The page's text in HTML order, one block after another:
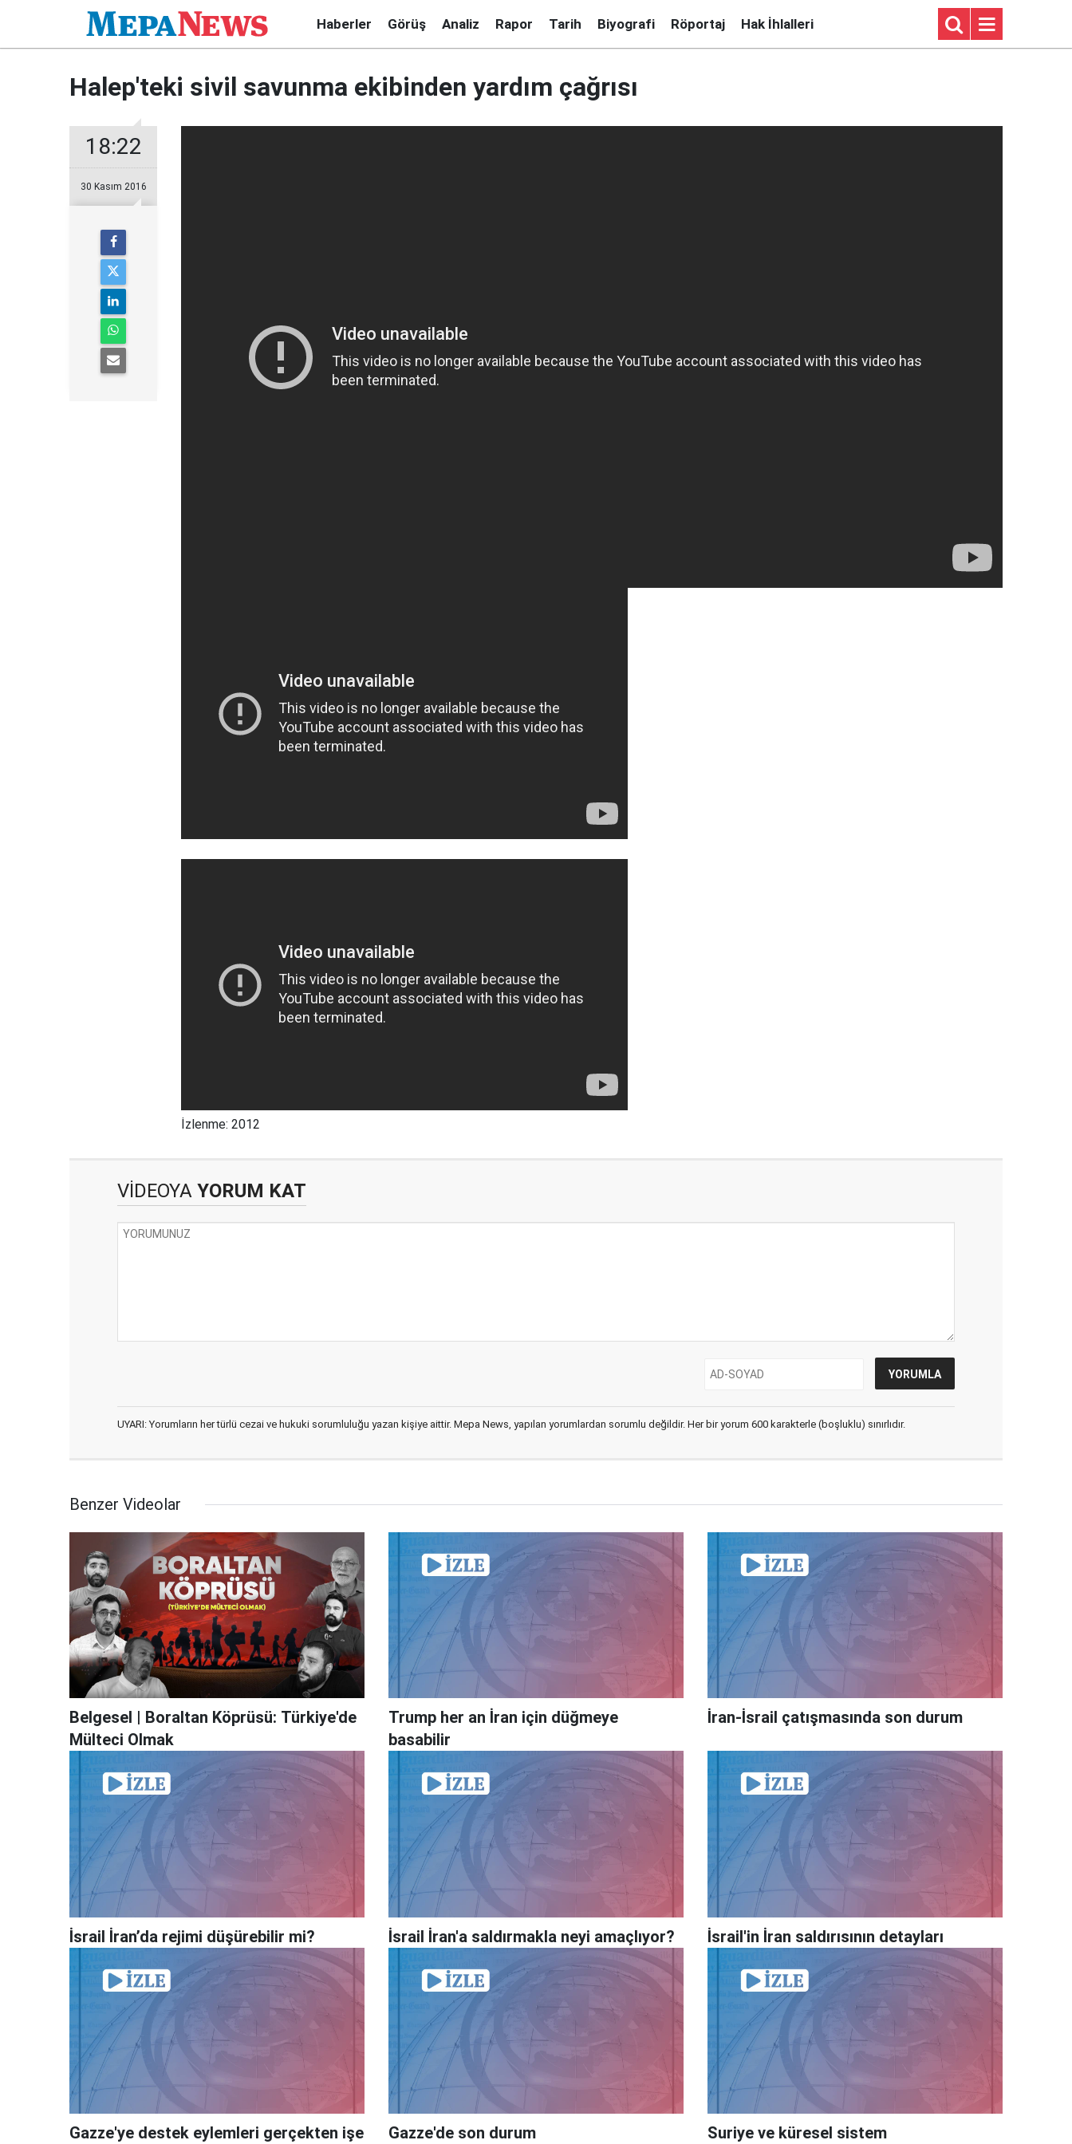
Haberler Görüş Analiz Rapor Tarih Biyografi Röportaj Hak İhlalleri
Halep'teki sivil savunma ekibinden yardım çağrısı
18:22
30 Kasım 2016
İzlenme: 2012
VİDEOYA YORUM KAT
UYARI: Yorumların her türlü cezai ve hukuki sorumluluğu yazan kişiye aittir. Mepa News, yapılan yorumlardan sorumlu değildir. Her bir yorum 600 karakterle (boşluklu) sınırlıdır.
Benzer Videolar
Belgesel | Boraltan Köprüsü: Türkiye'de
Mülteci Olmak
Trump her an İran için düğmeye
basabilir
İran-İsrail çatışmasında son durum
İsrail İran’da rejimi düşürebilir mi? İsrail İran'a saldırmakla neyi amaçlıyor? İsrail'in İran saldırısının detayları
Gazze'ye destek eylemleri gerçekten işe Gazze'de son durum Suriye ve küresel sistem